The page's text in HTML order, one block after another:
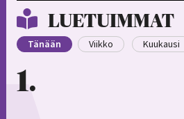
LUETUIMMAT
Tänään Viikko Kuukausi
1